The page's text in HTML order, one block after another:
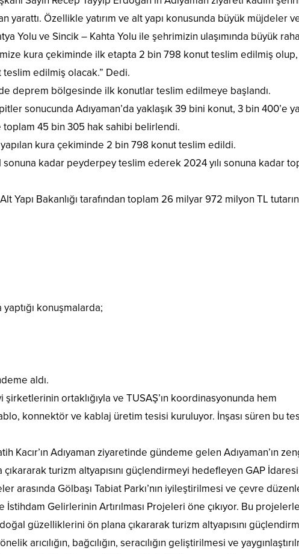
yarattı. Özellikle yatırım ve alt yapı konusunda büyük müjdeler
Yolu ve Sincik – Kahta Yolu ile şehrimizin ulaşımında büyük
kura çekiminde ilk etapta 2 bin 798 konut teslim edilmiş
teslim edilmiş olacak.” Dedi.
deprem bölgesinde ilk konutlar teslim edilmeye başlandı.
sonucunda Adıyaman’da yaklaşık 39 bini konut, 3 bin 400’e
toplam 45 bin 305 hak sahibi belirlendi.
yapılan kura çekiminde 2 bin 798 konut teslim edildi.
sonuna kadar peyderpey teslim ederek 2024 yılı sonuna kadar
Yapı Bakanlığı tarafından toplam 26 milyar 972 milyon TL
konuşmalarda;
aldı.
şirketlerinin ortaklığıyla ve TUSAŞ’ın koordinasyonunda hem
konnektör ve kablaj üretim tesisi kuruluyor. İnşası süren bu
Kacır’ın Adıyaman ziyaretinde gündeme gelen Adıyaman’ın
turizm altyapısını güçlendirmeyi hedefleyen GAP
arasında Gölbaşı Tabiat Parkı’nın iyileştirilmesi ve çevre
Gelirlerinin Artırılması Projeleri öne çıkıyor. Bu projelerle
güzelliklerini ön plana çıkararak turizm altyapısını
arıcılığın, bağcılığın, seracılığın geliştirilmesi ve